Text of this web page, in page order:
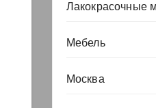
Лакокрасочные
Мебель
Москва